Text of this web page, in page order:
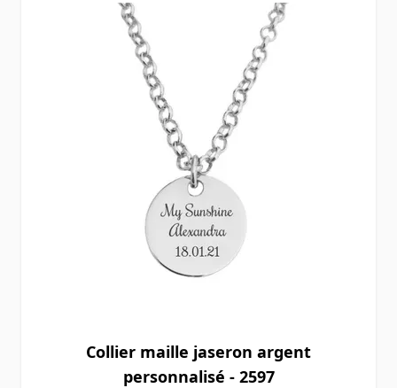
Collier maille jaseron argent
personnalisé - 2597